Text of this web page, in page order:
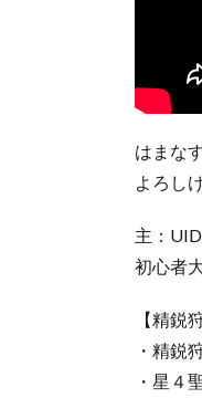
はまな
よろし
主：
初心者
【精鋭
・精鋭
・星４